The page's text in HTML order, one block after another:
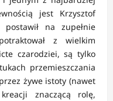
jest Krzysztof
postawił na zupełnie
z wielkim
czarodziei, są tylko
przemieszczania
żywe istoty (nawet
znaczącą rolę,